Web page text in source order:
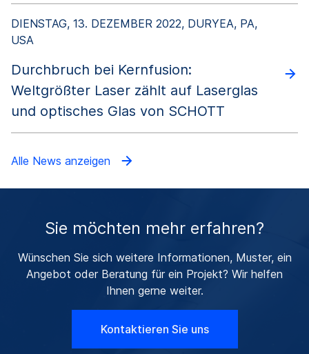
DIENSTAG, 13. DEZEMBER 2022, DURYEA, PA,
USA
Durchbruch bei Kernfusion:
Weltgrößter Laser zählt auf Laserglas
und optisches Glas von SCHOTT
Alle News anzeigen
Sie möchten mehr erfahren?
Wünschen Sie sich weitere Informationen, Muster, ein
Angebot oder Beratung für ein Projekt? Wir helfen
Ihnen gerne weiter.
Kontaktieren Sie uns